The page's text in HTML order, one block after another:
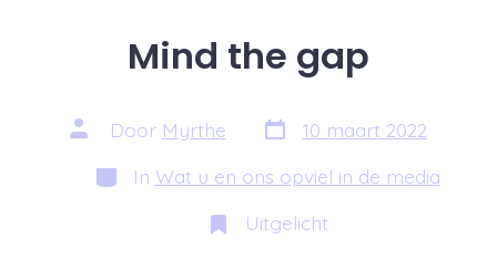
Mind the gap
Auteur
van
bericht
Door Myrthe Berichtdatum
10 maart 2022
Categorieën
In Wat u en ons opviel in de media
Uitgelicht